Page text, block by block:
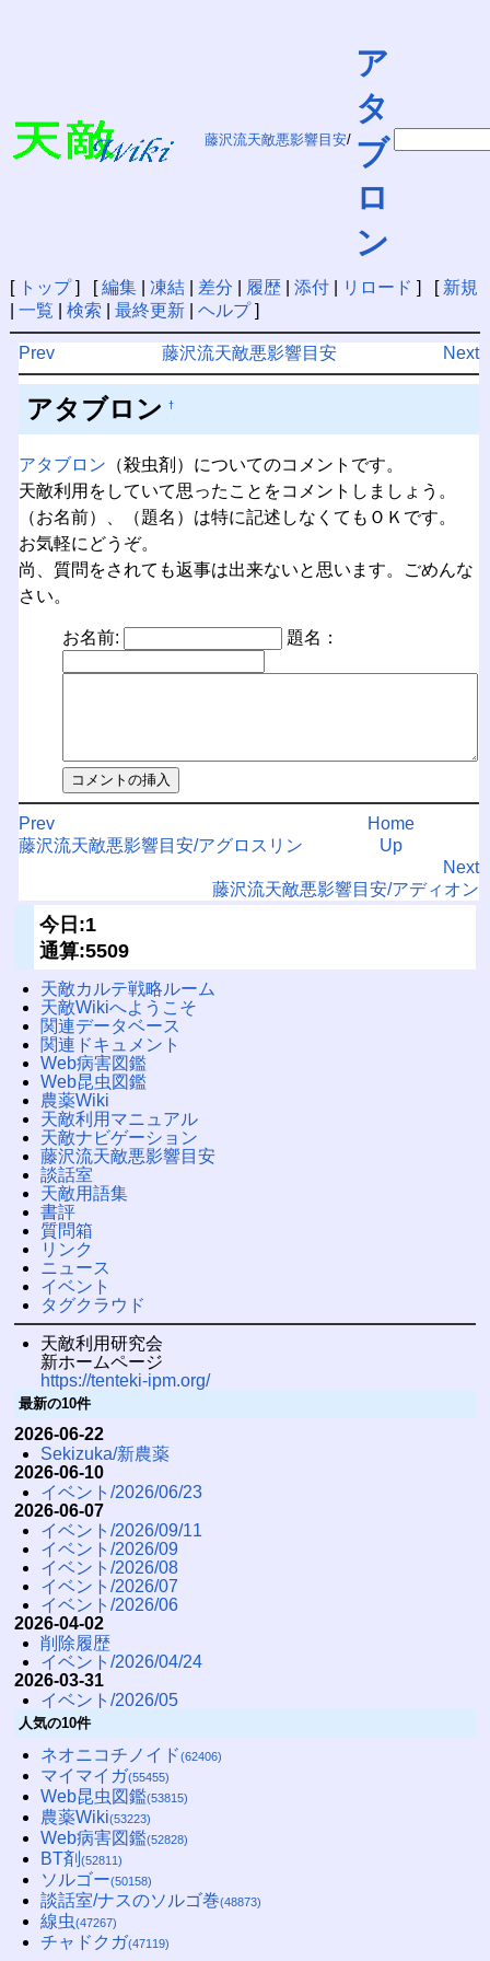
藤沢流天敵悪影響目安/
ア
タ
ブ
ロ
ン
[ トップ] [編集| 凍結| 差分 履歴| 添付| リロード ] [ 新規
一覧 検索 最終更新| ヘルプ]
Prev Next
藤沢流天敵悪影響目安
アタブロン †
アタブロン （殺虫剤）についてのコメントです。
天敵利用をしていて思ったことをコメントしましょう。
（お名前）、（題名）は特に記述しなくてもＯＫです。
お気軽にどうぞ。
尚、質問をされても返事は出来ないと思います。ごめんな
さい。
お名前: 題名：
Prev
藤沢流天敵悪影響目安/アグロスリン
Next
藤沢流天敵悪影響目安/アディオン
Home
Up
今日:1
通算:5509
天敵カルテ戦略ルーム
天敵Wikiへようこそ
関連データベース
関連ドキュメント
Web病害図鑑
Web昆虫図鑑
農薬Wiki
天敵利用マニュアル
天敵ナビゲーション
藤沢流天敵悪影響目安
談話室
天敵用語集
書評
質問箱
リンク
ニュース
イベント
タグクラウド
天敵利用研究会
新ホームページ
https://tenteki-ipm.org/
最新の10件
2026-06-22
Sekizuka/新農薬
2026-06-10
イベント/2026/06/23
2026-06-07
イベント/2026/09/11
イベント/2026/09
イベント/2026/08
イベント/2026/07
イベント/2026/06
2026-04-02
削除履歴
イベント/2026/04/24
2026-03-31
イベント/2026/05
人気の10件
ネオニコチノイド(62406)
マイマイガ(55455)
Web昆虫図鑑(53815)
農薬Wiki(53223)
Web病害図鑑(52828)
BT剤 (52811)
ソルゴー(50158)
談話室/ナスのソルゴ巻(48873)
線虫(47267)
チャドクガ(47119)